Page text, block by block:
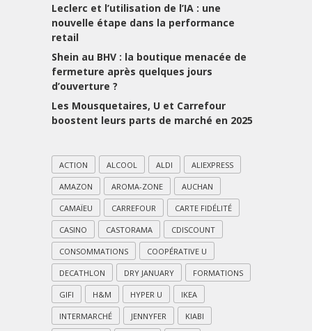
Leclerc et l’utilisation de l’IA : une
nouvelle étape dans la performance
retail
Shein au BHV : la boutique menacée de
fermeture après quelques jours
d’ouverture ?
Les Mousquetaires, U et Carrefour
boostent leurs parts de marché en 2025
ACTION ALCOOL ALDI ALIEXPRESS
AMAZON AROMA-ZONE AUCHAN
CAMAÏEU CARREFOUR CARTE FIDÉLITÉ
CASINO CASTORAMA CDISCOUNT
CONSOMMATIONS COOPÉRATIVE U
DECATHLON DRY JANUARY FORMATIONS
GIFI H&M HYPER U IKEA
INTERMARCHÉ JENNYFER KIABI